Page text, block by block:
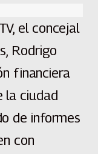
el concejal
Rodrigo
financiera
la ciudad
de informes
con